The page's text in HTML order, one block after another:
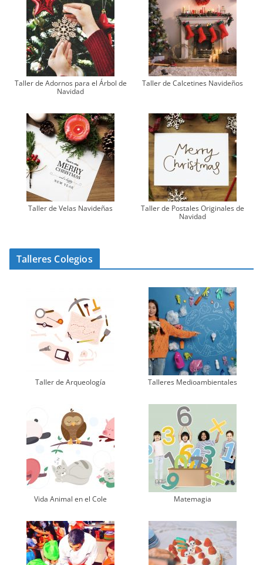
Taller de Adornos para el Árbol de
Navidad
Taller de Calcetines Navideños
Taller de Velas Navideñas
Taller de Postales Originales de
Navidad
Talleres Colegios
Taller de Arqueología Talleres Medioambientales
Vida Animal en el Cole Matemagia